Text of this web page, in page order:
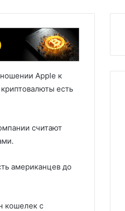
Apple к
есть
считают
американцев до
кошелек с